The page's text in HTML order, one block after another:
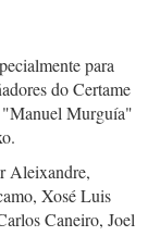
para
do Certame
"Manuel Murguía"
Aleixandre,
Xosé Luis
Caneiro, Joel